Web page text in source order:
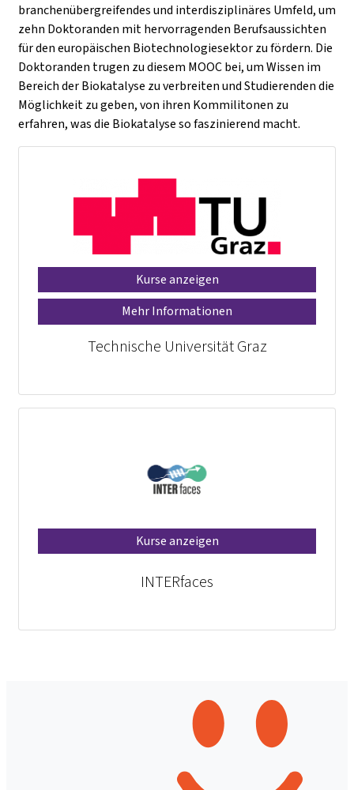
branchenübergreifendes und interdisziplinäres Umfeld, um
zehn Doktoranden mit hervorragenden Berufsaussichten
für den europäischen Biotechnologiesektor zu fördern. Die
Doktoranden trugen zu diesem MOOC bei, um Wissen im
Bereich der Biokatalyse zu verbreiten und Studierenden die
Möglichkeit zu geben, von ihren Kommilitonen zu
erfahren, was die Biokatalyse so faszinierend macht.
Kurse anzeigen
Mehr Informationen
Technische Universität Graz
Kurse anzeigen
INTERfaces